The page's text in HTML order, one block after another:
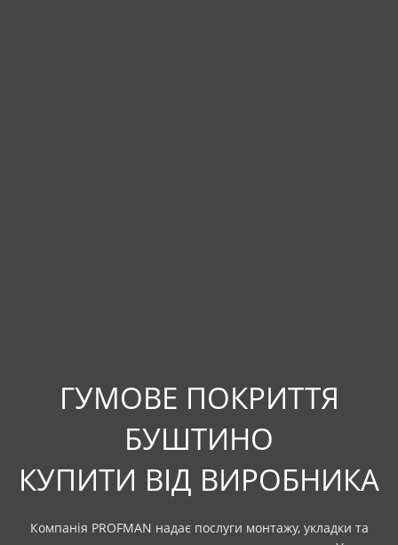
ГУМОВЕ ПОКРИТТЯ
БУШТИНО
КУПИТИ ВІД ВИРОБНИКА
Компанія PROFMAN надає послуги монтажу, укладки та